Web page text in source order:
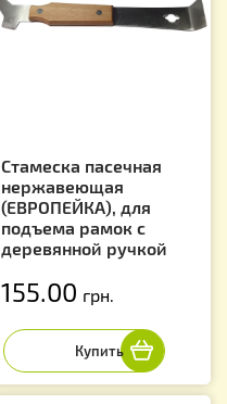
Стамеска пасечная
нержавеющая
(ЕВРОПЕЙКА), для
подъема рамок с
деревянной ручкой
155.00 грн.